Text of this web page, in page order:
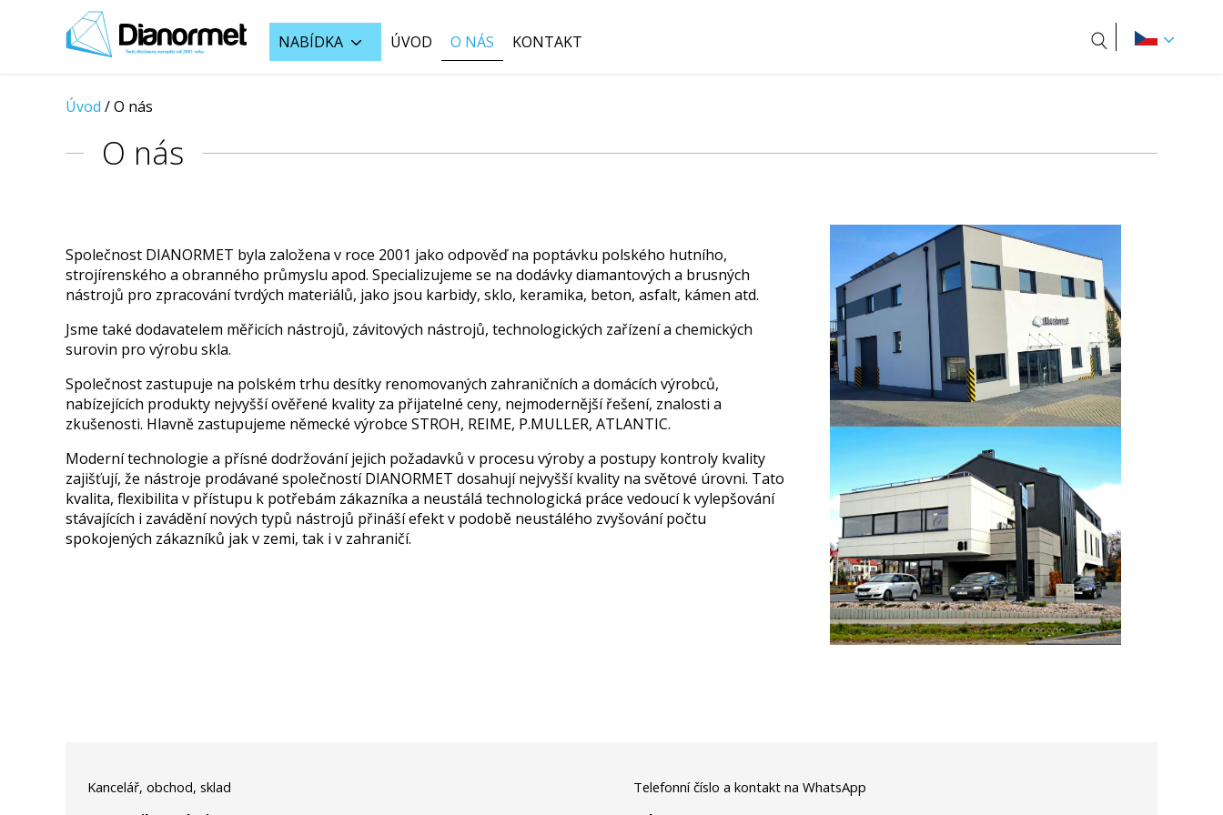
NABÍDKA ÚVOD O NÁS KONTAKT
Úvod / O nás
O nás
Společnost DIANORMET byla založena v roce 2001 jako odpověď na poptávku polského hutního,
strojírenského a obranného průmyslu apod. Specializujeme se na dodávky diamantových a brusných
nástrojů pro zpracování tvrdých materiálů, jako jsou karbidy, sklo, keramika, beton, asfalt, kámen atd.
Jsme také dodavatelem měřicích nástrojů, závitových nástrojů, technologických zařízení a chemických
surovin pro výrobu skla.
Společnost zastupuje na polském trhu desítky renomovaných zahraničních a domácích výrobců,
nabízejících produkty nejvyšší ověřené kvality za přijatelné ceny, nejmodernější řešení, znalosti a
zkušenosti. Hlavně zastupujeme německé výrobce STROH, REIME, P.MULLER, ATLANTIC.
Moderní technologie a přísné dodržování jejich požadavků v procesu výroby a postupy kontroly kvality
zajišťují, že nástroje prodávané společností DIANORMET dosahují nejvyšší kvality na světové úrovni. Tato
kvalita, flexibilita v přístupu k potřebám zákazníka a neustálá technologická práce vedoucí k vylepšování
stávajících i zavádění nových typů nástrojů přináší efekt v podobě neustálého zvyšování počtu
spokojených zákazníků jak v zemi, tak i v zahraničí.
Kancelář, obchod, sklad
Telefonní číslo a kontakt na WhatsApp